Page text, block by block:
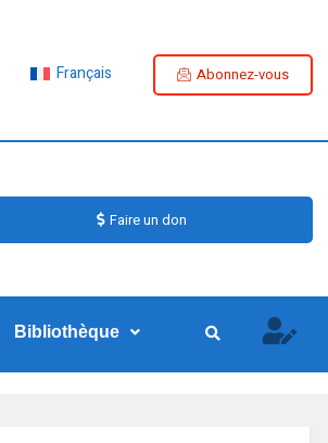
Français Abonnez-vous
Faire un don
Bibliothèque